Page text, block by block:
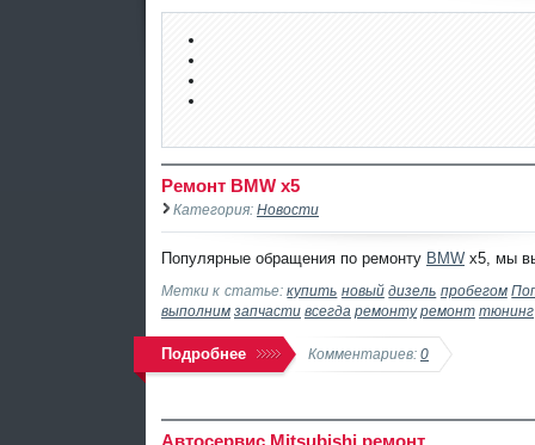
Ремонт BMW x5
Категория: Новости
Популярные обращения по ремонту BMW x5, мы
Метки к статье:купить новый дизель пробегом
выполним запчасти всегда ремонту ремонт тюнинг
Подробнее Комментариев: 0
Автосервис Mitsubishi ремонт